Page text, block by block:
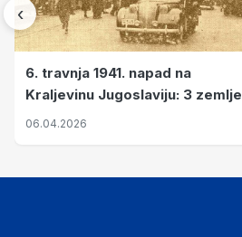
‹
6. travnja 1941. napad na
Kraljevinu Jugoslaviju: 3 zemlje
nastale njenim raspadom
06.04.2026